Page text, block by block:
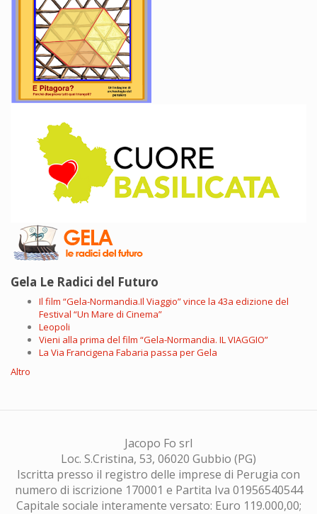
Gela Le Radici del Futuro
Il film “Gela-Normandia.Il Viaggio” vince la 43a edizione del
Festival “Un Mare di Cinema”
Leopoli
Vieni alla prima del film “Gela-Normandia. IL VIAGGIO”
La Via Francigena Fabaria passa per Gela
Altro
Jacopo Fo srl
Loc. S.Cristina, 53, 06020 Gubbio (PG)
Iscritta presso il registro delle imprese di Perugia con
numero di iscrizione 170001 e Partita Iva 01956540544
Capitale sociale interamente versato: Euro 119.000,00;